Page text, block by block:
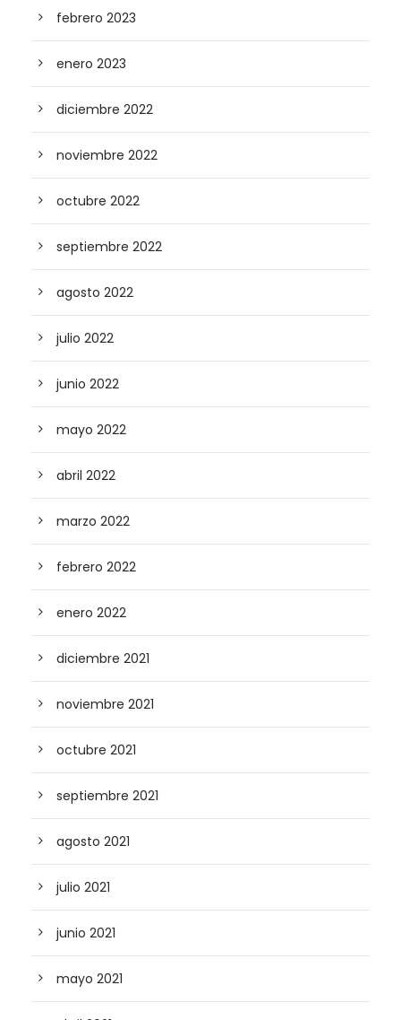
febrero 2023
enero 2023
diciembre 2022
noviembre 2022
octubre 2022
septiembre 2022
agosto 2022
julio 2022
junio 2022
mayo 2022
abril 2022
marzo 2022
febrero 2022
enero 2022
diciembre 2021
noviembre 2021
octubre 2021
septiembre 2021
agosto 2021
julio 2021
junio 2021
mayo 2021